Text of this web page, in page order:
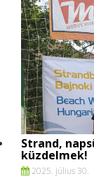
Strand,
küzdelmek!
2025. július 30.